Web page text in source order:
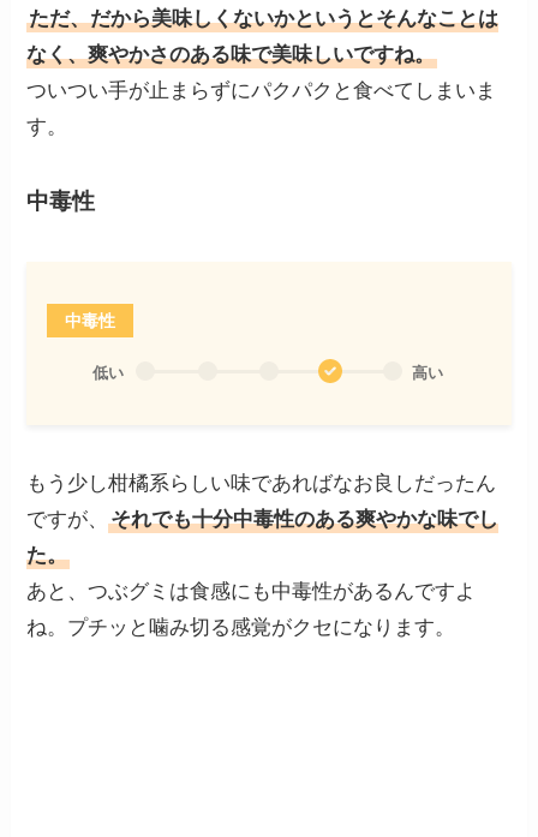
ただ、だから美味しくないかというとそんなことは
なく、爽やかさのある味で美味しいですね。
ついつい手が止まらずにパクパクと食べてしまいま
す。
中毒性
中毒性
低い 高い
もう少し柑橘系らしい味であればなお良しだったん
ですが、それでも十分中毒性のある爽やかな味でし
た。
あと、つぶグミは食感にも中毒性があるんですよ
ね。プチッと噛み切る感覚がクセになります。